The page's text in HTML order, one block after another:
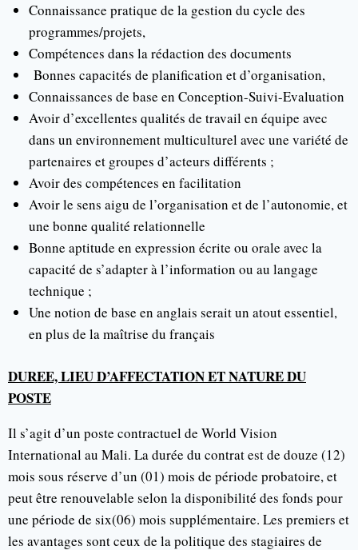
Connaissance pratique de la gestion du cycle des
programmes/projets,
Compétences dans la rédaction des documents
Bonnes capacités de planification et d’organisation,
Connaissances de base en Conception-Suivi-Evaluation
Avoir d’excellentes qualités de travail en équipe avec
dans un environnement multiculturel avec une variété de
partenaires et groupes d’acteurs différents ;
Avoir des compétences en facilitation
Avoir le sens aigu de l’organisation et de l’autonomie, et
une bonne qualité relationnelle
Bonne aptitude en expression écrite ou orale avec la
capacité de s’adapter à l’information ou au langage
technique ;
Une notion de base en anglais serait un atout essentiel,
en plus de la maîtrise du français
DUREE, LIEU D’AFFECTATION ET NATURE DU
POSTE
Il s’agit d’un poste contractuel de World Vision
International au Mali. La durée du contrat est de douze (12)
mois sous réserve d’un (01) mois de période probatoire, et
peut être renouvelable selon la disponibilité des fonds pour
une période de six(06) mois supplémentaire. Les premiers et
les avantages sont ceux de la politique des stagiaires de